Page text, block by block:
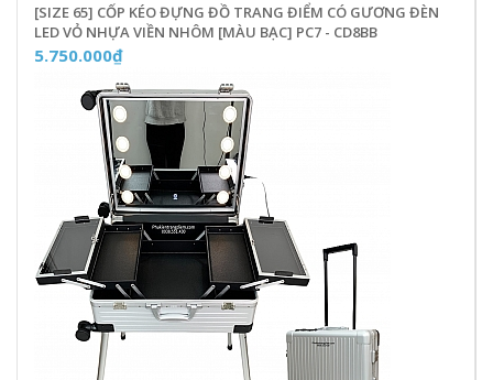
[SIZE 65] CỐP KÉO ĐỰNG ĐỒ TRANG ĐIỂM CÓ GƯƠNG ĐÈN
LED VỎ NHỰA VIỀN NHÔM [MÀU BẠC] PC7 - CD8BB
5.750.000₫